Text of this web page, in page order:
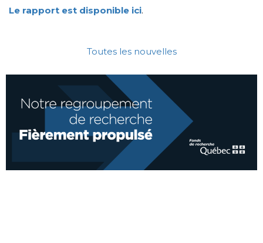
Le rapport est disponible ici.
Toutes les nouvelles